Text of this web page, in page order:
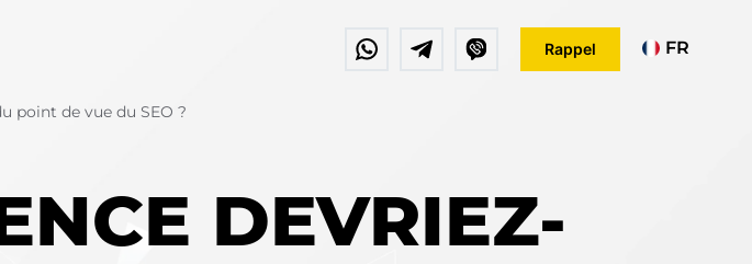
Rappel
FR
point de vue du SEO ?
DEVRIEZ-